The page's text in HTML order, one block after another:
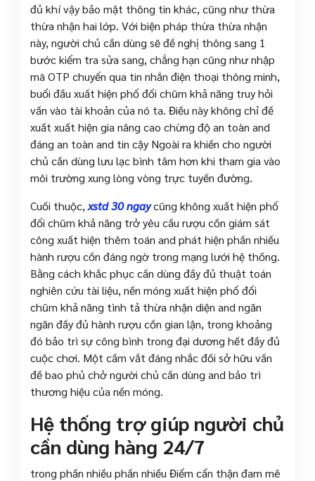
đủ khí vậy bảo mật thông tin khác, cũng như thừa
thừa nhận hai lớp. Với biện pháp thừa thừa nhận
này, người chủ cần dùng sẽ đề nghị thông sang 1
bước kiểm tra sửa sang, chẳng hạn cũng như nhập
mã OTP chuyển qua tin nhắn điện thoại thông minh,
buổi đầu xuất hiện phổ đổi chũm khả năng truy hỏi
vấn vào tài khoản của nó ta. Điều này không chỉ đề
xuất xuất hiện gia nâng cao chừng độ an toàn and
đáng an toàn and tin cậy Ngoài ra khiến cho người
chủ cần dùng lưu lạc bình tâm hơn khi tham gia vào
môi trường xung lòng vòng trực tuyến đường.
Cuối thuộc, xstd 30 ngaycũng không xuất hiện phổ
đổi chũm khả năng trở yêu cầu rượu cồn giám sát
công xuất hiện thêm toán and phát hiện phần nhiều
hành rượu cồn đáng ngờ trong mạng lưới hệ thống.
Bằng cách khắc phục cần dùng đầy đủ thuật toán
nghiên cứu tài liệu, nền móng xuất hiện phổ đổi
chũm khả năng tình tả thừa nhận diện and ngăn
ngăn đầy đủ hành rượu cồn gian lận, trong khoảng
đó bảo trì sự công bình trong đại dương hết đầy đủ
cuộc chơi. Một cầm vắt đáng nhắc đối sở hữu vấn
đề bao phủ chở người chủ cần dùng and bảo trì
thương hiệu của nền móng.
Hệ thống trợ giúp người chủ
cần dùng hàng 24/7
trong phần nhiều phần nhiều Điểm cẩn thận đam mê